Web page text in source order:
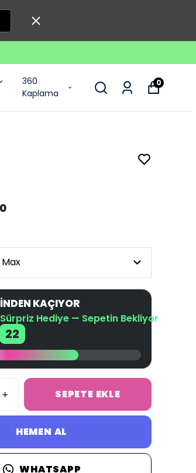
360
Kaplama
0
KAÇIYOR
Hediye — Sepetin Bekliyor
21
SEPETE EKLE
HEMEN AL
WHATSAPP